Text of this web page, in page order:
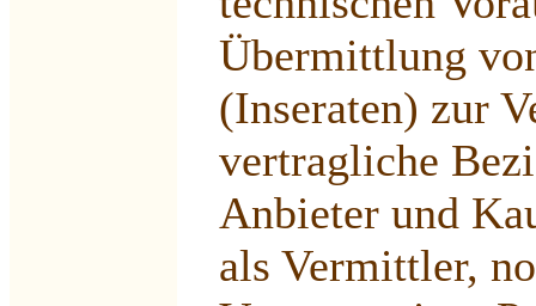
Übermittlung
(Inseraten) zur
vertragliche
Anbieter und
als Vermittler,